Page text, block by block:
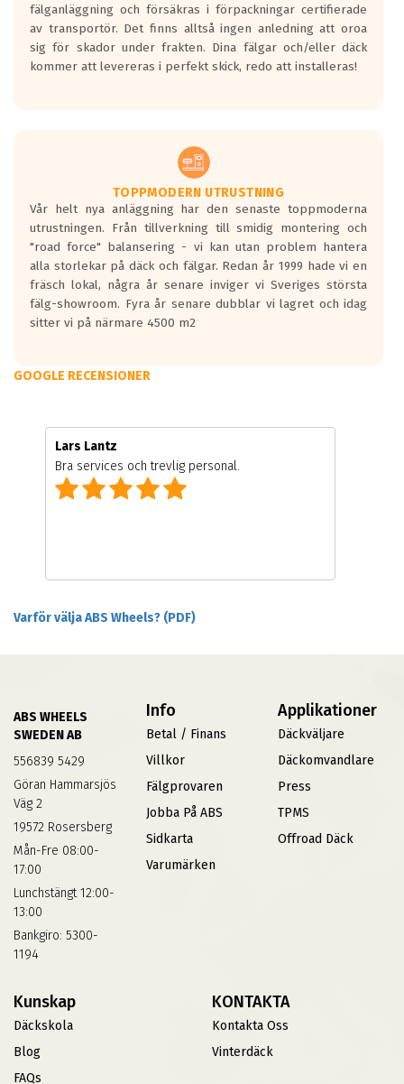
fälganläggning och försäkras i förpackningar certifierade
av transportör. Det finns alltså ingen anledning att oroa
sig för skador under frakten. Dina fälgar och/eller däck
kommer att levereras i perfekt skick, redo att installeras!
TOPPMODERN UTRUSTNING
Vår helt nya anläggning har den senaste toppmoderna
utrustningen. Från tillverkning till smidig montering och
"road force" balansering - vi kan utan problem hantera
alla storlekar på däck och fälgar. Redan år 1999 hade vi en
fräsch lokal, några år senare inviger vi Sveriges största
fälg-showroom. Fyra år senare dubblar vi lagret och idag
sitter vi på närmare 4500 m2
GOOGLE RECENSIONER
Lars Lantz
Bra services och trevlig personal.
Varför välja ABS Wheels? (PDF)
ABS WHEELS
SWEDEN AB
556839 5429
Göran Hammarsjös
Väg 2
19572 Rosersberg
Mån-Fre 08:00-
17:00
Lunchstängt 12:00-
13:00
Bankgiro: 5300-
1194
Info
Betal / Finans
Villkor
Fälgprovaren
Jobba På ABS
Sidkarta
Varumärken
Applikationer
Däckväljare
Däckomvandlare
Press
TPMS
Offroad Däck
Kunskap
Däckskola
Blog
FAQs
KONTAKTA
Kontakta Oss
Vinterdäck